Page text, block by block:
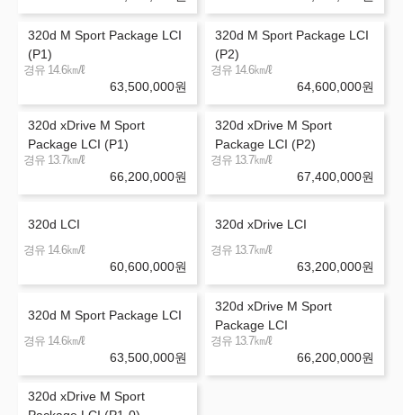
320d M Sport Package LCI
(P1)
경유 14.6㎞/ℓ
63,500,000원
320d M Sport Package LCI
(P2)
경유 14.6㎞/ℓ
64,600,000원
320d xDrive M Sport
Package LCI (P1)
경유 13.7㎞/ℓ
66,200,000원
320d xDrive M Sport
Package LCI (P2)
경유 13.7㎞/ℓ
67,400,000원
320d LCI
경유 14.6㎞/ℓ
60,600,000원
320d xDrive LCI
경유 13.7㎞/ℓ
63,200,000원
320d M Sport Package LCI
경유 14.6㎞/ℓ
63,500,000원
320d xDrive M Sport
Package LCI
경유 13.7㎞/ℓ
66,200,000원
320d xDrive M Sport